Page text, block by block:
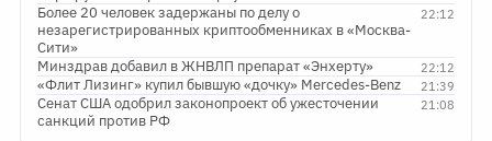
22:12
Более 20 человек задержаны по делу о
незарегистрированных криптообменниках в «Москва-
Сити»
22:12
Минздрав добавил в ЖНВЛП препарат «Энхерту»
21:39
«Флит Лизинг» купил бывшую «дочку» Mercedes-Benz
21:08
Сенат США одобрил законопроект об ужесточении
санкций против РФ